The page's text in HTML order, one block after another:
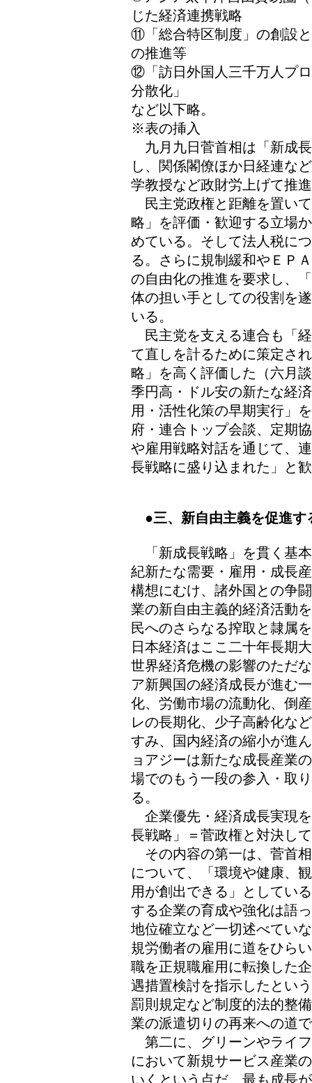
じた経済連携戦略
⑪「総合特区制度」の創設
の推進等
⑫「訪日外国人三千万人プ
分散化」
など以下略。
※表の挿入
九月九日菅首相は「新成
し、関係閣僚ほか日経連な
学教授など政財労上げて推
民主党政権と距離を置い
略」を評価・歓迎する立場
めている。そして法人税に
る。さらに規制緩和やＥＰ
の自由化の推進を要求し、
体の担い手としての役割を
いる。
民主党を支える連合も「
て直しを計るために策定さ
略」を高く評価した（六月
季円高・ドル安の新たな経
用・活性化策の早期実行」
府・連合トップ会談、定期
や雇用戦略対話を通じて、
長戦略に盛り込まれた」と
●三、新自由主義を促進す
「新成長戦略」を貫く基
紀新たな需要・雇用・成長
構想にむけ、諸外国との争
業の新自由主義的経済活動
民へのさらなる搾取と隷属
日本経済はここ二十年長期
世界経済危機の影響のただ
ア新興国の経済成長が進む
化、労働市場の流動化、倒
レの長期化、少子高齢化な
すみ、国内経済の縮小が進
ョアジーは新たな成長産業
場でのもう一段の参入・取
る。
企業優先・経済成長実現
長戦略」＝菅政権と対決し
その内容の第一は、菅首
について、「環境や健康、
用が創出できる」としてい
する企業の育成や強化は語
地位確立など一切述べてい
規労働者の雇用に道をひら
職を正規職雇用に転換した
遇措置検討を指示したとい
罰則規定など制度的法的整
業の派遣切りの再来への道
第二に、グリーンやライ
において新規サービス産業
いくという点だ。最も成長